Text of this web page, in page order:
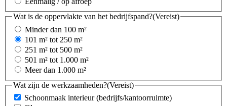
Wat is de oppervlakte van het bedrijfspand?(Vereist)
Minder dan 100 m²
101 m² tot 250 m²
251 m² tot 500 m²
501 m² tot 1.000 m²
Meer dan 1.000 m²
Wat zijn de werkzaamheden?(Vereist)
Schoonmaak interieur (bedrijfs/kantoorruimte)